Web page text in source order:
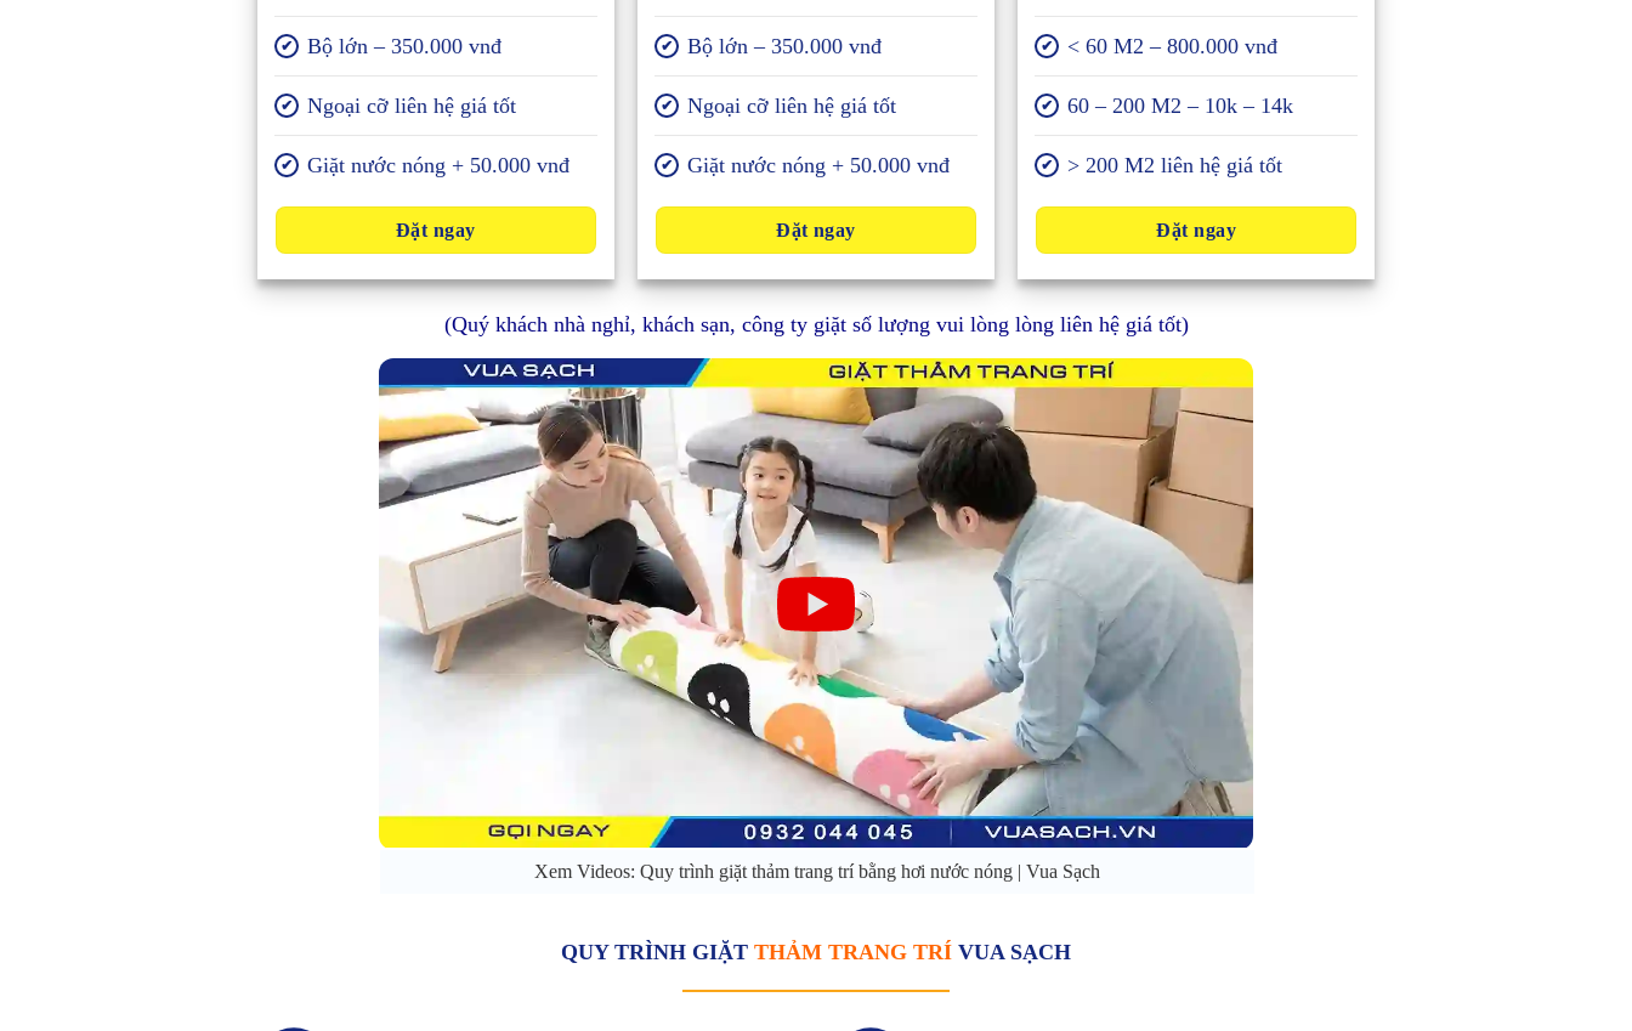
✔ Bộ lớn – 350.000 vnđ
✔ Ngoại cỡ liên hệ giá tốt
✔ Giặt nước nóng + 50.000 vnđ
Đặt ngay
✔ Bộ lớn – 350.000 vnđ
✔ Ngoại cỡ liên hệ giá tốt
✔ Giặt nước nóng + 50.000 vnđ
Đặt ngay
✔ < 60 M2 – 800.000 vnđ
✔ 60 – 200 M2 – 10k – 14k
✔ > 200 M2 liên hệ giá tốt
Đặt ngay
(Quý khách nhà nghỉ, khách sạn, công ty giặt số lượng vui lòng lòng liên hệ giá tốt)
Xem Videos: Quy trình giặt thảm trang trí bằng hơi nước nóng | Vua Sạch
QUY TRÌNH GIẶT THẢM TRANG TRÍ VUA SẠCH